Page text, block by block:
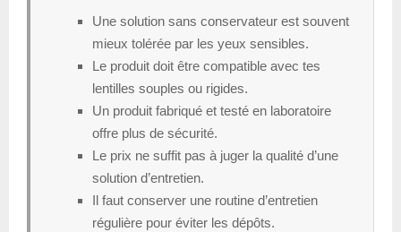
Une solution sans conservateur est souvent
mieux tolérée par les yeux sensibles.
Le produit doit être compatible avec tes
lentilles souples ou rigides.
Un produit fabriqué et testé en laboratoire
offre plus de sécurité.
Le prix ne suffit pas à juger la qualité d’une
solution d’entretien.
Il faut conserver une routine d’entretien
régulière pour éviter les dépôts.